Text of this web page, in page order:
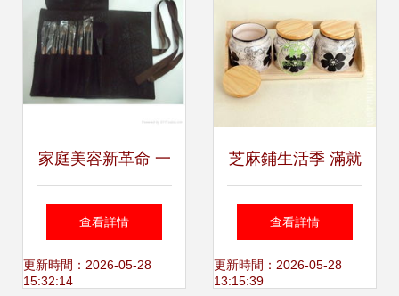
家庭美容新革命 一
站式美容套裝與家
居護理用品全攻略
查看詳情
更新時間：2026-05-28
15:32:14
芝麻鋪生活季 滿就
包郵送好禮，一站
式采購家居護理與
查看詳情
更新時間：2026-05-28
13:15:39